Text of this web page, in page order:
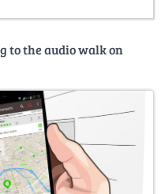
to the audio walk on